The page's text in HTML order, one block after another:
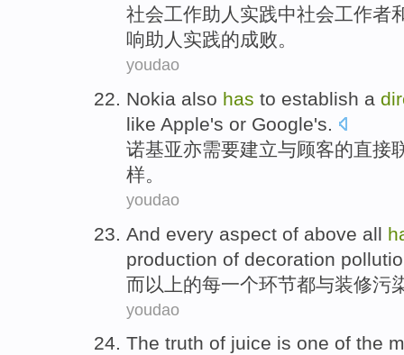
社会工作助人 实践中社会工作者
响助人 实践的成败。
youdao
Nokia also has to establish a
like Apple's or Google's.
诺基亚亦需要建立与顾客的直接
样。
youdao
And every aspect of above all
production of decoration
而以上的每一个环节都与装修污
youdao
The truth of juice is one of the